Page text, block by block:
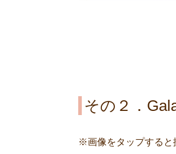
その２．
※画像をタップすると